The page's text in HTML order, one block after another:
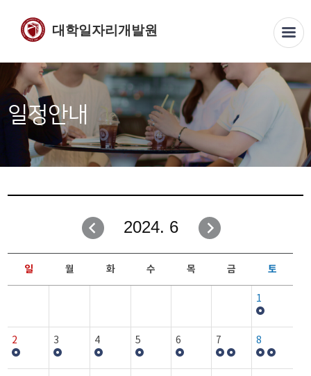
대학일자리개발원
일정안내
2024. 6
일 월 화 수 목 금 토
1
2 3 4 5 6 7 8